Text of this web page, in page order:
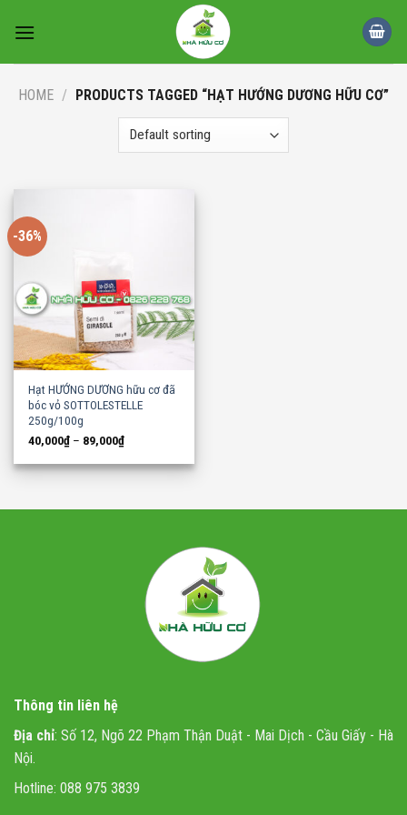
HOME / PRODUCTS TAGGED “HẠT HƯỚNG DƯƠNG HỮU CƠ”
-36%
Hạt HƯỚNG DƯƠNG hữu cơ đã
bóc vỏ SOTTOLESTELLE
250g/100g
40,000₫ – 89,000₫
Thông tin liên hệ
Địa chỉ: Số 12, Ngõ 22 Phạm Thận Duật - Mai Dịch - Cầu Giấy - Hà
Nội.
Hotline: 088 975 3839